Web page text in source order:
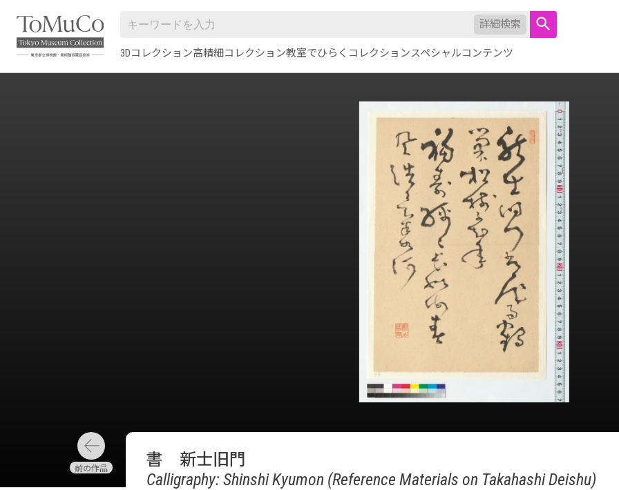
詳細検索
3Dコレクション高精細コレクション教室でひらくコレクションスペシャルコンテンツ
書 新士旧門
Calligraphy: Shinshi Kyumon (Reference Materials on Takahashi Deishu)